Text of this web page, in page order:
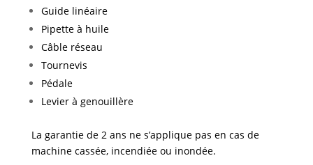
Guide linéaire
Pipette à huile
Câble réseau
Tournevis
Pédale
Levier à genouillère
La garantie de 2 ans ne s’applique pas en cas de
machine cassée, incendiée ou inondée.